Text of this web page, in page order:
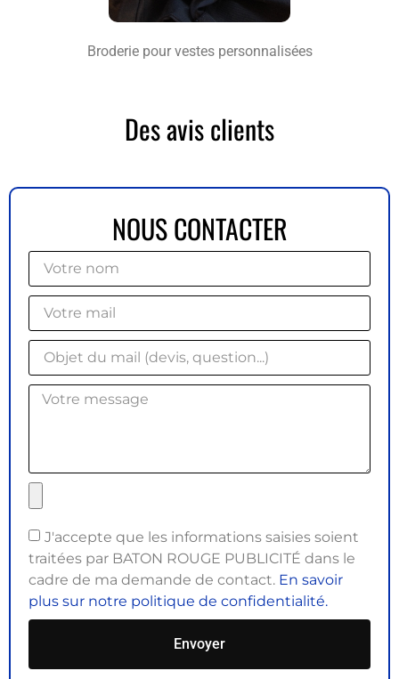
Broderie pour vestes personnalisées
Des avis clients
NOUS CONTACTER
J'accepte que les informations saisies soient
traitées par BATON ROUGE PUBLICITÉ dans le
cadre de ma demande de contact. En savoir
plus sur notre politique de confidentialité.
Envoyer